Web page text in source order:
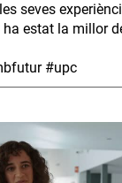
seves
ha estat la millor
#upc